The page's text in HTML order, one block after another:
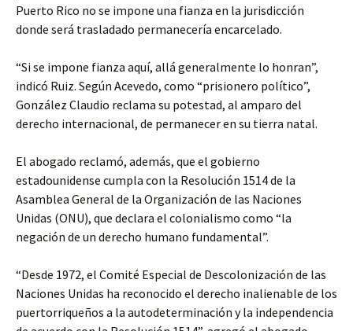
Puerto Rico no se impone una fianza en la jurisdicción
donde será trasladado permanecería encarcelado.
“Si se impone fianza aquí, allá generalmente lo honran”,
indicó Ruiz. Según Acevedo, como “prisionero político”,
González Claudio reclama su potestad, al amparo del
derecho internacional, de permanecer en su tierra natal.
El abogado reclamó, además, que el gobierno
estadounidense cumpla con la Resolución 1514 de la
Asamblea General de la Organización de las Naciones
Unidas (ONU), que declara el colonialismo como “la
negación de un derecho humano fundamental”.
“Desde 1972, el Comité Especial de Descolonización de las
Naciones Unidas ha reconocido el derecho inalienable de los
puertorriqueños a la autodeterminación y la independencia